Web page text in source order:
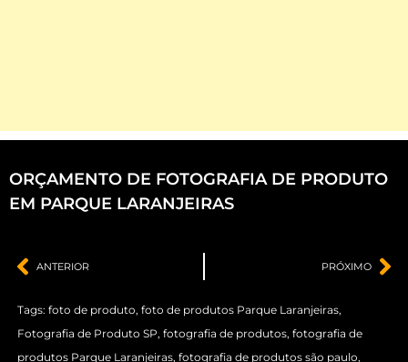
ORÇAMENTO DE FOTOGRAFIA DE PRODUTO
EM PARQUE LARANJEIRAS
ANTERIOR PRÓXIMO
Tags: foto de produto, foto de produtos Parque Laranjeiras,
Fotografia de Produto SP, fotografia de produtos, fotografia de
produtos Parque Laranjeiras, fotografia de produtos são paulo,